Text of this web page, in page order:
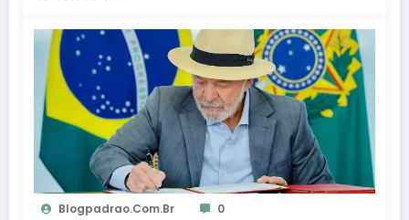
Blogpadrao.com.br 0